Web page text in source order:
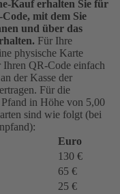
Kauf erhalten Sie für
mit dem Sie
und über das
Für Ihre
physische Karte
Ihren QR-Code einfach
der Kasse der
Für die
in Höhe von 5,00
sind wie folgt (bei
Euro
130 €
65 €
25 €